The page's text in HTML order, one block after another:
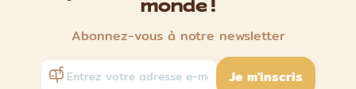
monde !
Abonnez-vous à notre newsletter
Je m'inscris